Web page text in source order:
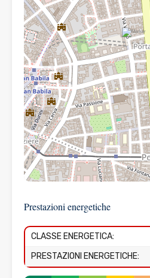
Prestazioni energetiche
CLASSE ENERGETICA:
PRESTAZIONI ENERGETICHE: